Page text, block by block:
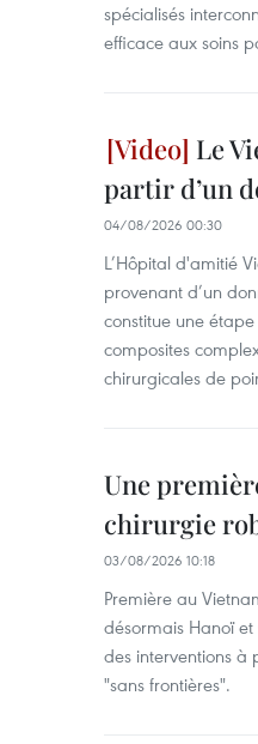
spécialisés
efficace aux soins
Le
partir d’un
04/08/2026 00:30
L’Hôpital d'amitié
provenant d’un
constitue une
composites
chirurgicales de
Une
chirurgie
03/08/2026 10:18
Première au
désormais Hanoï
des interventions à
"sans frontières".